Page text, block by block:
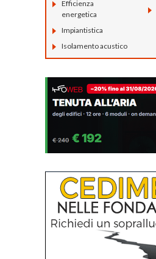
Architettoniche
BIM
Domotica
energetica
Impiantistica